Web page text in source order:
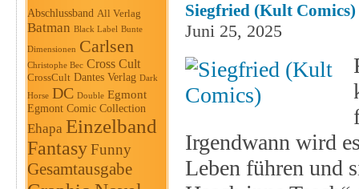
Abschlussband All Verlag
Batman Black Label Bunte
Dimensionen Carlsen
Christophe Bec Cross Cult
CrossCult Dantes Verlag Dark
Horse DC Double Egmont
Egmont Comic Collection
Ehapa Einzelband
FantasyFunny
Gesamtausgabe
Siegfried (Kult Comics)
Juni 25, 2025
Irgendwann wird
Leben führen und